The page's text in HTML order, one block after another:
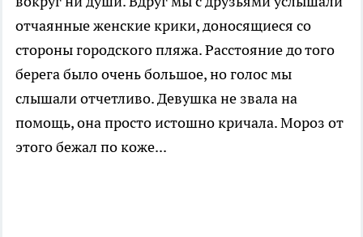
отчаянные женские крики, доносящиеся со
стороны городского пляжа. Расстояние до того
берега было очень большое, но голос мы
слышали отчетливо. Девушка не звала на
помощь, она просто истошно кричала. Мороз от
этого бежал по коже...